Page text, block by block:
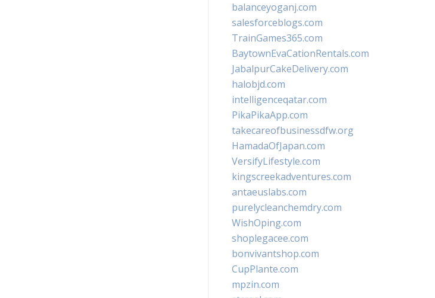
balanceyoganj.com
salesforceblogs.com
TrainGames365.com
BaytownEvaCationRentals.com
JabalpurCakeDelivery.com
halobjd.com
intelligenceqatar.com
PikaPikaApp.com
takecareofbusinessdfw.org
HamadaOfJapan.com
VersifyLifestyle.com
kingscreekadventures.com
antaeuslabs.com
purelycleanchemdry.com
WishOping.com
shoplegacee.com
bonvivantshop.com
CupPlante.com
mpzin.com